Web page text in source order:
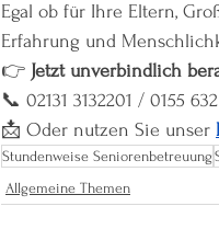
Egal ob für Ihre Eltern,
Erfahrung und
👉 Jetzt unverbindlich
📞 02131 3132201 / 0155
📩 Oder nutzen Sie unser
Stundenweise Seniorenbetreuung
Allgemeine Themen